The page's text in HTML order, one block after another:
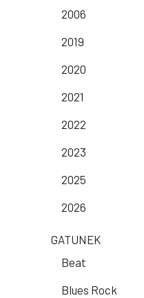
2006
2019
2020
2021
2022
2023
2025
2026
GATUNEK
Beat
Blues Rock